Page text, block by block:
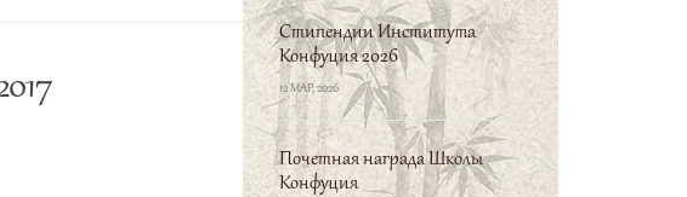
Стипендии Института
Конфуция 2026
12 МАР, 2026
Почетная награда Школы
Конфуция